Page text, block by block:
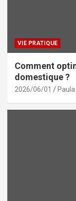
VIE PRATIQUE
Comment
domestique ?
2026/06/01 Paula